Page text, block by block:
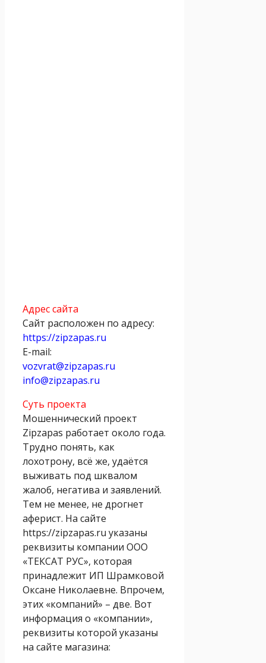
Адрес сайта
Сайт расположен по адресу:
https://zipzapas.ru
E-mail:
vozvrat@zipzapas.ru
info@zipzapas.ru
Суть проекта
Мошеннический проект
Zipzapas работает около года.
Трудно понять, как
лохотрону, всё же, удаётся
выживать под шквалом
жалоб, негатива и заявлений.
Тем не менее, не дрогнет
аферист. На сайте
https://zipzapas.ru указаны
реквизиты компании ООО
«ТЕКСАТ РУС», которая
принадлежит ИП Шрамковой
Оксане Николаевне. Впрочем,
этих «компаний» – две. Вот
информация о «компании»,
реквизиты которой указаны
на сайте магазина: